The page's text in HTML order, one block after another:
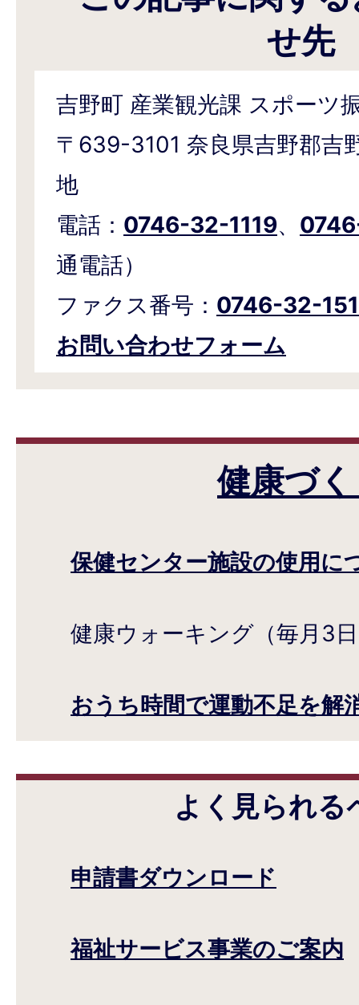
せ先
吉野町 産業観光課 スポーツ
〒639-3101 奈良県吉野郡吉
地
電話： 0746-32-1119、
通電話）
ファクス番号： 0746-32-
お問い合わせフォーム
健康づ
保健センター施設の使用に
健康ウォーキング（毎月3
おうち時間で運動不足を解
よく見られる
申請書ダウンロード
福祉サービス事業のご案内